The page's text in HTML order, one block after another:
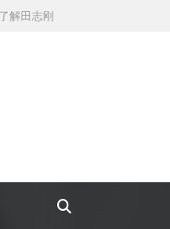
了解田志刚